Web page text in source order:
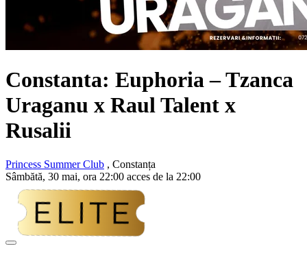
Constanta: Euphoria – Tzanca
Uraganu x Raul Talent x
Rusalii
Princess Summer Club , Constanța
Sâmbătă, 30 mai, ora 22:00 acces de la 22:00
Adaugă